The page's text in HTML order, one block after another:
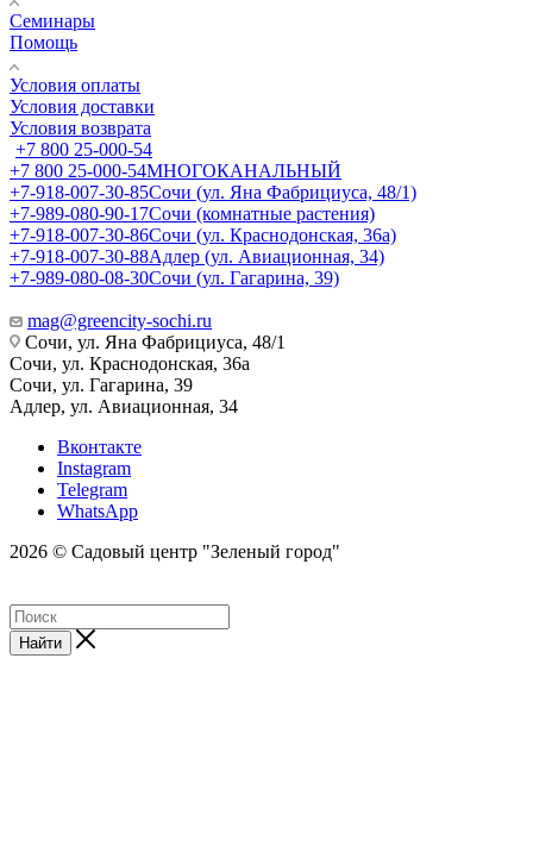
Семинары
Помощь
Условия оплаты
Условия доставки
Условия возврата
+7 800 25-000-54
+7 800 25-000-54МНОГОКАНАЛЬНЫЙ
+7-918-007-30-85Сочи (ул. Яна Фабрициуса, 48/1)
+7-989-080-90-17Сочи (комнатные растения)
+7-918-007-30-86Сочи (ул. Краснодонская, 36а)
+7-918-007-30-88Адлер (ул. Авиационная, 34)
+7-989-080-08-30Сочи (ул. Гагарина, 39)
mag@greencity-sochi.ru
Сочи, ул. Яна Фабрициуса, 48/1
Сочи, ул. Краснодонская, 36а
Сочи, ул. Гагарина, 39
Адлер, ул. Авиационная, 34
Вконтакте
Instagram
Telegram
WhatsApp
2026 © Садовый центр "Зеленый город"
Найти